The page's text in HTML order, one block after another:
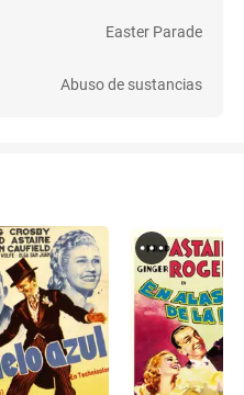
Easter Parade
Abuso de sustancias